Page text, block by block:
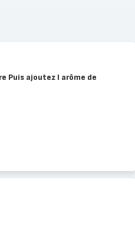
Puis ajoutez l arôme de